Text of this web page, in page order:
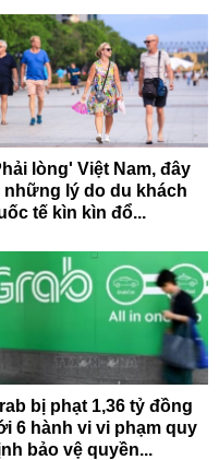
lòng' Việt Nam, đây
những lý do du khách
tế kìn kìn đổ...
bị phạt 1,36 tỷ đồng
6 hành vi vi phạm quy
bảo vệ quyền...